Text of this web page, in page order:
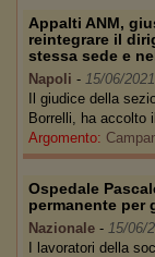
Appalti ANM,
reintegrare il
stessa sede e
Napoli - 15/06/2021
Il giudice della
Borrelli, ha
Argomento:
Ospedale
permanente per
Nazionale - 15/06/
I lavoratori della